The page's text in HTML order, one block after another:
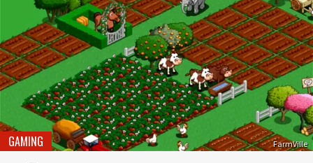
FarmVille
GAMING